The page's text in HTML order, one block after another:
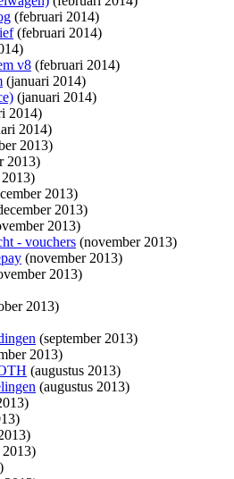
(februari 2014)
(februari 2014)
v8 (februari 2014)
(januari 2014)
(januari 2014)
2014)
2014)
2013)
2013)
2013)
2013)
2013)
- vouchers (november 2013)
(november 2013)
2013)
2013)
(september 2013)
2013)
(augustus 2013)
(augustus 2013)